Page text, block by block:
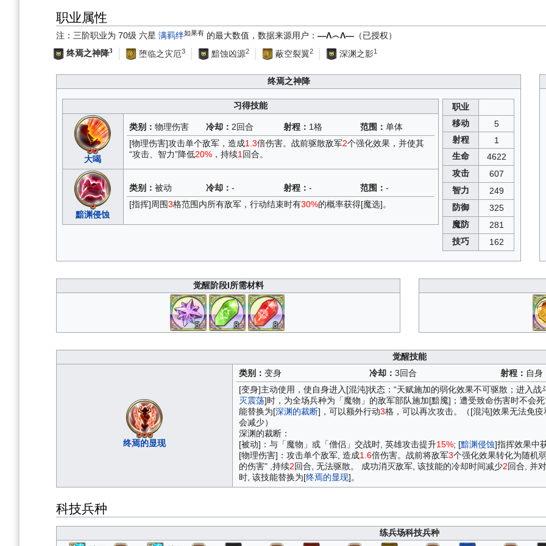
职业属性
注：三阶职业为 70级 六星 满羁绊如果有 的最大数值，数据来源用户： —Λ︵Λ— （已授权）
终焉之神降3 堕临之灾厄3 黯蚀凶源2 蔽空裂翼2 深渊之影1
终焉之神降
职业
移动
5
射程
1
生命
4622
攻击
607
智力
249
防御
325
魔防
281
技巧
162
习得技能
大喝
类别：物理伤害 冷却： 2回合 射程： 1格 范围： 单体
[物理伤害]攻击单个敌军，造成1.3倍伤害。战前驱散敌军2个强化效果，并使其
“攻击、智力”降低20% ，持续1 回合。
黯渊侵蚀
类别：被动 冷却：- 射程： - 范围： -
[指挥]周围3格范围内所有敌军，行动结束时有30%的概率获得[魔选]。
觉醒阶段I所需材料
5 8 8
觉醒技能
终焉的显现
类别： 变身 冷却：3回合 射程： 自身
[变身]主动使用，使自身进入[混沌]状态：“天赋施加的弱化效果不可驱散；进入战
灭震荡]时，为全场兵种为「魔物」的敌军部队施加[黯魇]；遭受致命伤害时不会
能替换为[深渊的裁断]，可以额外行动3格，可以再次攻击。（[混沌]效果无法免
会减少）
深渊的裁断：
[被动]：与「魔物」或「僧侣」交战时, 英雄攻击提升15%; [黯渊侵蚀]指挥效果中
[物理伤害]：攻击单个敌军, 造成1.6倍伤害。战前将敌军3个强化效果转化为随机
的伤害" ,持续2回合, 无法驱散。 成功消灭敌军, 该技能的冷却时间减少2回合, 并
时, 该技能替换为[终焉的显现]。
科技兵种
练兵场科技兵种